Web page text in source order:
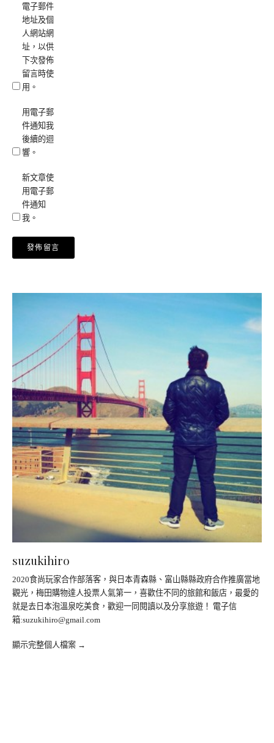
電子郵件
地址及個
人網站網
址，以供
下次發佈
留言時使
用。
用電子郵
件通知我
後續的迴
響。
新文章使
用電子郵
件通知
我。
suzukihiro
2020食尚玩家合作部落客，與日本青森縣、富山縣縣政府合作推廣當地
觀光，梅田購物達人投票人氣第一，喜歡住不同的旅館和飯店，最愛的
就是去日本泡溫泉吃美食，歡迎一同閱讀以及分享旅遊！ 電子信
箱:suzukihiro@gmail.com
顯示完整個人檔案 →